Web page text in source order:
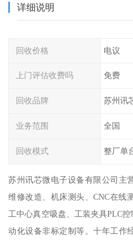
详细说明
回收价格 电议
上门评估收费吗 免费
回收品牌 苏州讯
业务范围 全国
回收模式 整厂单
苏州讯芯微电子设备有限公司主
维修改造、机床测头、CNC在线
工中心真空吸盘、工装夹具PLC
动化设备非标定制等。十年工作